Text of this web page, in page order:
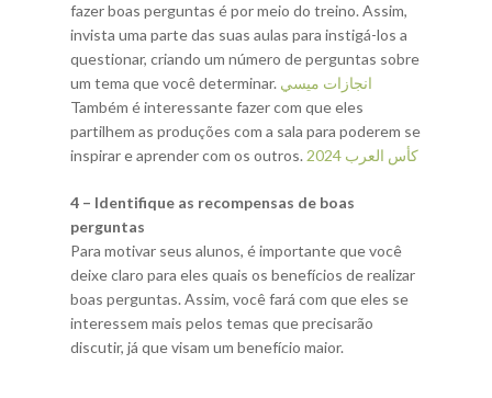
fazer boas perguntas é por meio do treino. Assim,
invista uma parte das suas aulas para instigá-los a
questionar, criando um número de perguntas sobre
um tema que você determinar. انجازات ميسي
Também é interessante fazer com que eles
partilhem as produções com a sala para poderem se
inspirar e aprender com os outros.
كأس العرب 2024
4 – Identifique as recompensas de boas
perguntas
Para motivar seus alunos, é importante que você
deixe claro para eles quais os benefícios de realizar
boas perguntas. Assim, você fará com que eles se
interessem mais pelos temas que precisarão
discutir, já que visam um benefício maior.